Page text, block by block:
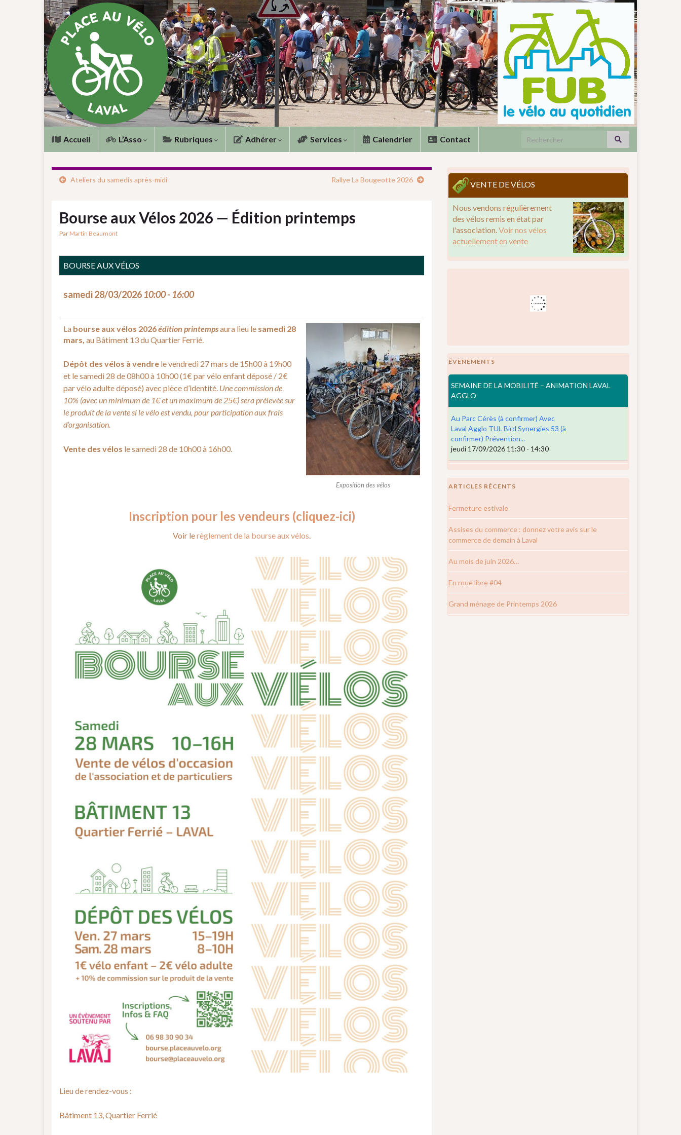
Accueil L’Asso Rubriques Adhérer Services Calendrier Contact Search for:
Ateliers du samedis après-midi Rallye La Bougeotte 2026
Bourse aux Vélos 2026 — Édition printemps
Par Martin Beaumont
BOURSE AUX VÉLOS
samedi 28/03/2026 10:00 - 16:00
La bourse aux vélos 2026édition printempsaura lieu le samedi 28
mars, au Bâtiment 13 du Quartier Ferrié.
Dépôt des vélos à vendre le vendredi 27 mars de 15h00 à 19h00
et le samedi 28 de 08h00 à 10h00 (1€ par vélo enfant déposé / 2€
par vélo adulte déposé) avec pièce d’identité. Une commission de
10% (avec un minimum de 1€ et un maximum de 25€) sera prélevée sur
le produit de la vente si le vélo est vendu, pour participation aux frais
d’organisation.
Vente des vélos le samedi 28 de 10h00 à 16h00.
Exposition des vélos
Inscription pour les vendeurs (cliquez-ici)
Voir lerèglement de la bourse aux vélos.
Lieu de rendez-vous :
Bâtiment 13, Quartier Ferrié
VENTE DE VÉLOS
Nous vendons régulièrement
des vélos remis en état par
l'association.Voir nos vélos
actuellement en vente
ÉVÈNEMENTS
SEMAINE DE LA MOBILITÉ – ANIMATION LAVAL
AGGLO
Au Parc Cérès (à confirmer) Avec
Laval Agglo TUL Bird Synergies 53 (à
confirmer) Prévention...
jeudi 17/09/2026 11:30 - 14:30
ARTICLES RÉCENTS
Fermeture estivale
Assises du commerce : donnez votre avis sur le
commerce de demain à Laval
Au mois de juin 2026…
En roue libre #04
Grand ménage de Printemps 2026